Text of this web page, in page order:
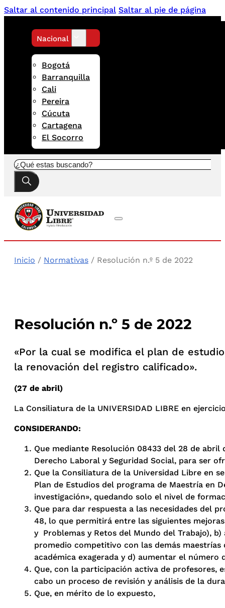
Saltar al contenido principal Saltar al pie de página
Nacional
Bogotá
Barranquilla
Cali
Pereira
Cúcuta
Cartagena
El Socorro
Buscar
Inicio / Normativas / Resolución n.º 5 de 2022
Resolución n.º 5 de 2022
«Por la cual se modifica el plan de
la renovación del registro calificado».
(27 de abril)
La Consiliatura de la UNIVERSIDAD LIBRE en
CONSIDERANDO:
Que mediante Resolución 08433 del 28 de
Derecho Laboral y Seguridad Social, para ser
Que la Consiliatura de la Universidad Libre en
Plan de Estudios del programa de Maestría en
investigación», quedando solo el nivel de
Que para dar respuesta a las necesidades del
48, lo que permitirá entre las siguientes
y Problemas y Retos del Mundo del Trabajo),
promedio competitivo con las demás
académica exagerada y d) aumentar el número
Que, con la participación activa de profesores,
cabo un proceso de revisión y análisis de la
Que, en mérito de lo expuesto,